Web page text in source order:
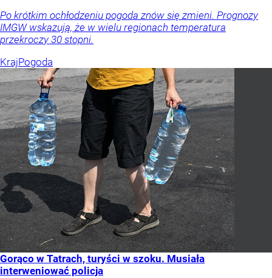
Po krótkim ochłodzeniu pogoda znów się zmieni. Prognozy
IMGW wskazują, że w wielu regionach temperatura
przekroczy 30 stopni.
KrajPogoda
Gorąco w Tatrach, turyści w szoku. Musiała
interweniować policja